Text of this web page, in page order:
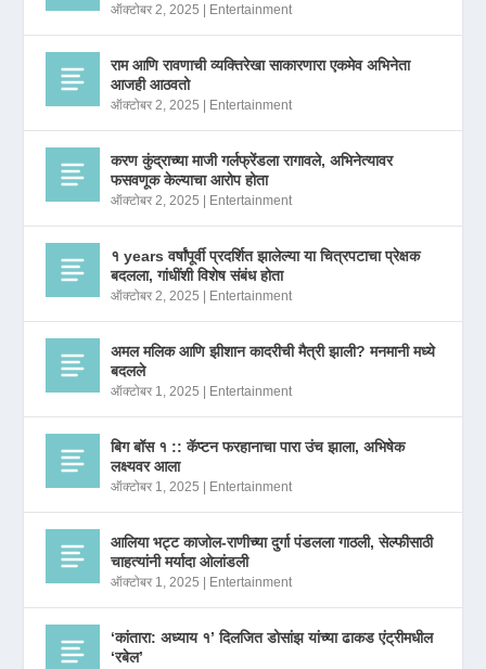
ऑक्टोबर 2, 2025 Entertainment
राम आणि रावणाची व्यक्तिरेखा साकारणारा एकमेव अभिनेता
आजही आठवतो
ऑक्टोबर 2, 2025 Entertainment
करण कुंद्राच्या माजी गर्लफ्रेंडला रागावले, अभिनेत्यावर
फसवणूक केल्याचा आरोप होता
ऑक्टोबर 2, 2025 Entertainment
१ years वर्षांपूर्वी प्रदर्शित झालेल्या या चित्रपटाचा प्रेक्षक
बदलला, गांधींशी विशेष संबंध होता
ऑक्टोबर 2, 2025 Entertainment
अमल मलिक आणि झीशान कादरीची मैत्री झाली? मनमानी मध्ये
बदलले
ऑक्टोबर 1, 2025 Entertainment
बिग बॉस १ :: कॅप्टन फरहानाचा पारा उंच झाला, अभिषेक
लक्ष्यवर आला
ऑक्टोबर 1, 2025 Entertainment
आलिया भट्ट काजोल-राणीच्या दुर्गा पंडलला गाठली, सेल्फीसाठी
चाहत्यांनी मर्यादा ओलांडली
ऑक्टोबर 1, 2025 Entertainment
‘कांतारा: अध्याय १’ दिलजित डोसांझ यांच्या ढाकड एंट्रीमधील
‘रबेल’